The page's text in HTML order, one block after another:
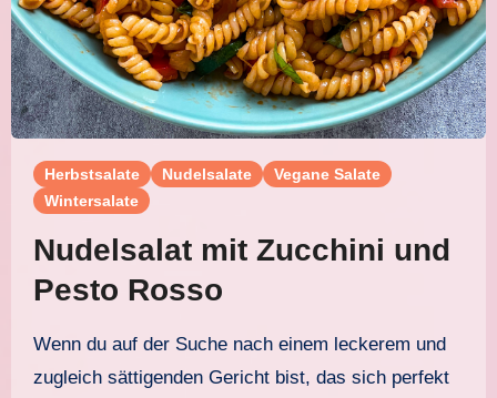
Herbstsalate Nudelsalate
Vegane Salate
Wintersalate
Nudelsalat mit Zucchini und
Pesto Rosso
Wenn du auf der Suche nach einem leckerem und
zugleich sättigenden Gericht bist, das sich perfekt